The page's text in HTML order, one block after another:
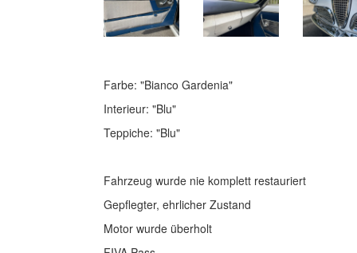
Farbe: "Bianco Gardenia"
Interieur: "Blu"
Teppiche: "Blu"
Fahrzeug wurde nie komplett restauriert
Gepflegter, ehrlicher Zustand
Motor wurde überholt